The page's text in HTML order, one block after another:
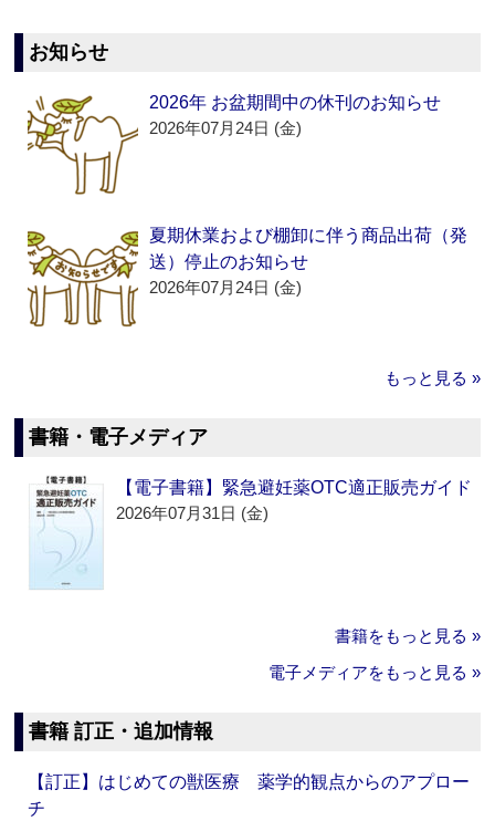
お知らせ
2026年 お盆期間中の休刊のお知らせ
2026年07月24日 (金)
夏期休業および棚卸に伴う商品出荷（発
送）停止のお知らせ
2026年07月24日 (金)
もっと見る »
書籍・電子メディア
【電子書籍】緊急避妊薬OTC適正販売ガイド
2026年07月31日 (金)
書籍をもっと見る »
電子メディアをもっと見る »
書籍 訂正・追加情報
【訂正】はじめての獣医療 薬学的観点からのアプロー
チ